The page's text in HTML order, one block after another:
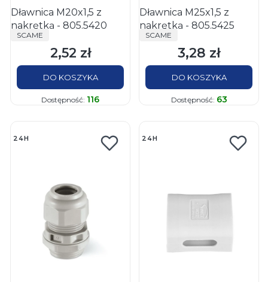
Dławnica M20x1,5 z
nakrętką - 805.5420
PRODUCENT
SCAME
Cena
2,52 zł
DO KOSZYKA
Dostępność: 116
Dławnica M25x1,5 z
nakrętką - 805.5425
PRODUCENT
SCAME
Cena
3,28 zł
DO KOSZYKA
Dostępność: 63
24H 24H